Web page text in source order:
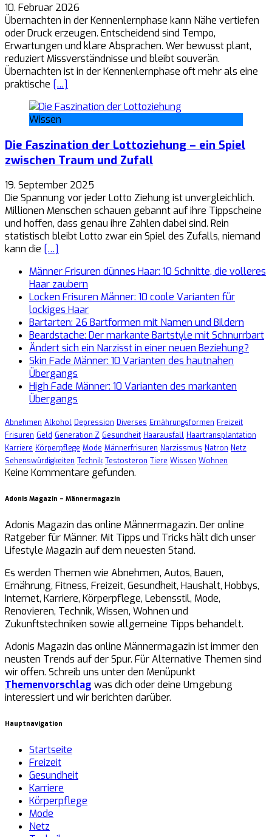
10. Februar 2026
Übernachten in der Kennenlernphase kann Nähe vertiefen
oder Druck erzeugen. Entscheidend sind Tempo,
Erwartungen und klare Absprachen. Wer bewusst plant,
reduziert Missverständnisse und bleibt souverän.
Übernachten ist in der Kennenlernphase oft mehr als eine
praktische […]
Wissen
Die Faszination der Lottoziehung – ein Spiel
zwischen Traum und Zufall
19. September 2025
Die Spannung vor jeder Lotto Ziehung ist unvergleichlich.
Millionen Menschen schauen gebannt auf ihre Tippscheine
und hoffen, dass genau ihre Zahlen dabei sind. Rein
statistisch bleibt Lotto zwar ein Spiel des Zufalls, niemand
kann die […]
Männer Frisuren dünnes Haar: 10 Schnitte, die volleres
Haar zaubern
Locken Frisuren Männer: 10 coole Varianten für
lockiges Haar
Bartarten: 26 Bartformen mit Namen und Bildern
Beardstache: Der markante Bartstyle mit Schnurrbart
Ändert sich ein Narzisst in einer neuen Beziehung?
Skin Fade Männer: 10 Varianten des hautnahen
Übergangs
High Fade Männer: 10 Varianten des markanten
Übergangs
Abnehmen Alkohol Depression Diverses Ernährungsformen Freizeit
Frisuren Geld Generation Z Gesundheit Haarausfall Haartransplantation
Karriere Körperpflege Mode Männerfrisuren Narzissmus Natron Netz
Sehenswürdigkeiten Technik Testosteron Tiere Wissen Wohnen
Keine Kommentare gefunden.
Adonis Magazin – Männermagazin
Adonis Magazin das online Männermagazin. Der online
Ratgeber für Männer. Mit Tipps und Tricks hält dich unser
Lifestyle Magazin auf dem neuesten Stand.
Es werden Themen wie Abnehmen, Autos, Bauen,
Ernährung, Fitness, Freizeit, Gesundheit, Haushalt, Hobbys,
Internet, Karriere, Körperpflege, Lebensstil, Mode,
Renovieren, Technik, Wissen, Wohnen und
Zukunftstechniken sowie allgemeine Tipps behandelt.
Adonis Magazin das online Männermagazin ist immer den
neusten Trends auf der Spur. Für Alternative Themen sind
wir offen. Schreib uns unter den Menüpunkt
Themenvorschlag was dich oder deine Umgebung
interessiert und wir berichten darüber.
Hauptnavigation
Startseite
Freizeit
Gesundheit
Karriere
Körperpflege
Mode
Netz